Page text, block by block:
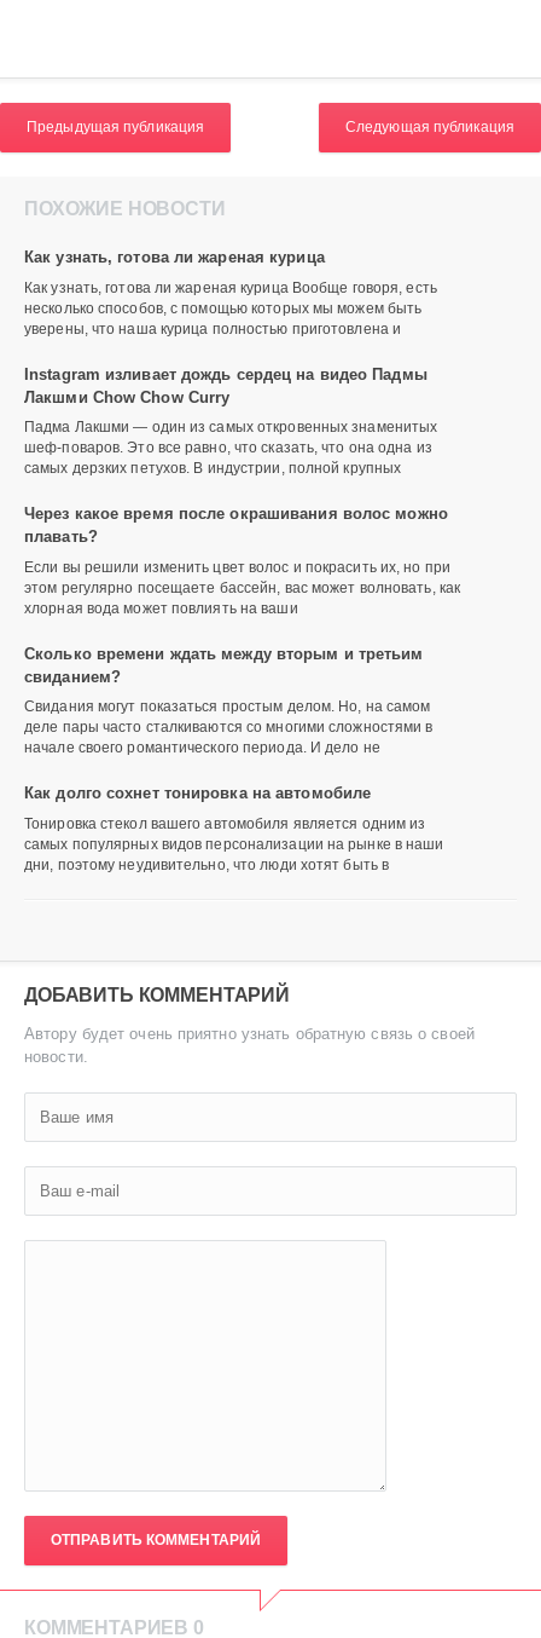
Предыдущая публикация Следующая публикация
ПОХОЖИЕ НОВОСТИ
Как узнать, готова ли жареная курица
Как узнать, готова ли жареная курица Вообще говоря, есть
несколько способов, с помощью которых мы можем быть
уверены, что наша курица полностью приготовлена и
Instagram изливает дождь сердец на видео Падмы
Лакшми Chow Chow Curry
Падма Лакшми — один из самых откровенных знаменитых
шеф-поваров. Это все равно, что сказать, что она одна из
самых дерзких петухов. В индустрии, полной крупных
Через какое время после окрашивания волос можно
плавать?
Если вы решили изменить цвет волос и покрасить их, но при
этом регулярно посещаете бассейн, вас может волновать, как
хлорная вода может повлиять на ваши
Сколько времени ждать между вторым и третьим
свиданием?
Свидания могут показаться простым делом. Но, на самом
деле пары часто сталкиваются со многими сложностями в
начале своего романтического периода. И дело не
Как долго сохнет тонировка на автомобиле
Тонировка стекол вашего автомобиля является одним из
самых популярных видов персонализации на рынке в наши
дни, поэтому неудивительно, что люди хотят быть в
ДОБАВИТЬ КОММЕНТАРИЙ
Автору будет очень приятно узнать обратную связь о своей
новости.
ОТПРАВИТЬ КОММЕНТАРИЙ
КОММЕНТАРИЕВ 0